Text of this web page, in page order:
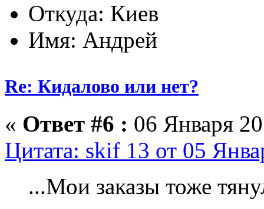
Откуда: Киев
Имя: Андрей
Re: Кидалово или нет?
« Ответ #6 : 06 Января
Цитата: skif 13 от 05
...Мои заказы тоже